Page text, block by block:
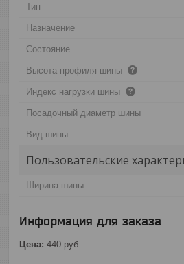
Тип
Назначение
Состояние
Высота профиля шины
Индекс нагрузки шины
Посадочный диаметр шины
Вид шины
Пользовательские
Ширина шины
Информация для заказа
Цена: 440 руб.